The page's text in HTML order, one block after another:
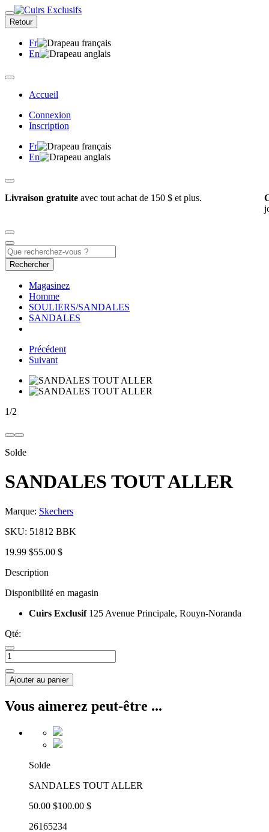
Retour
Fr
En
Accueil
Connexion
Inscription
Fr
En
Livraison gratuite avec tout achat de 150 $ et plus.
Rechercher
Magasinez
Homme
SOULIERS/SANDALES
SANDALES
Précédent
Suivant
1/2
Solde
SANDALES TOUT ALLER
Marque: Skechers
SKU: 51812 BBK
19.99 $55.00 $
Description
Disponibilité en magasin
Cuirs Exclusif 125 Avenue Principale, Rouyn-Noranda
Qté:
Ajouter au panier
Vous aimerez peut-être ...
Solde
SANDALES TOUT ALLER
50.00 $100.00 $
26165234